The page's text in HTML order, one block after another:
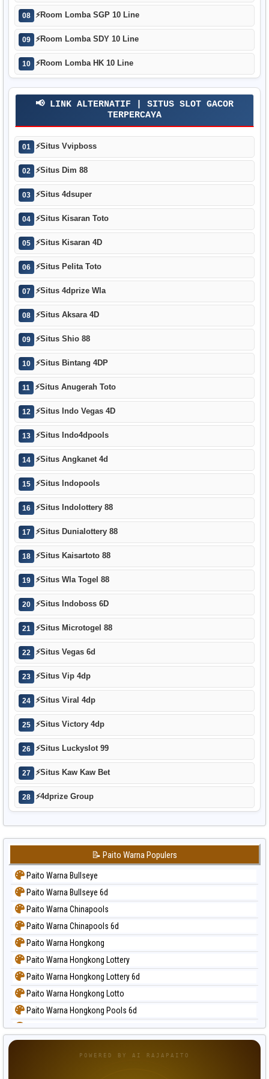
08 ⚡Room Lomba SGP 10 Line
09 ⚡Room Lomba SDY 10 Line
10 ⚡Room Lomba HK 10 Line
📢 LINK ALTERNATIF | SITUS SLOT GACOR
TERPERCAYA
01 ⚡Situs Vvipboss
02 ⚡Situs Dim 88
03 ⚡Situs 4dsuper
04 ⚡Situs Kisaran Toto
05 ⚡Situs Kisaran 4D
06 ⚡Situs Pelita Toto
07 ⚡Situs 4dprize Wla
08 ⚡Situs Aksara 4D
09 ⚡Situs Shio 88
10 ⚡Situs Bintang 4DP
11 ⚡Situs Anugerah Toto
12 ⚡Situs Indo Vegas 4D
13 ⚡Situs Indo4dpools
14 ⚡Situs Angkanet 4d
15 ⚡Situs Indopools
16 ⚡Situs Indolottery 88
17 ⚡Situs Dunialottery 88
18 ⚡Situs Kaisartoto 88
19 ⚡Situs Wla Togel 88
20 ⚡Situs Indoboss 6D
21 ⚡Situs Microtogel 88
22 ⚡Situs Vegas 6d
23 ⚡Situs Vip 4dp
24 ⚡Situs Viral 4dp
25 ⚡Situs Victory 4dp
26 ⚡Situs Luckyslot 99
27 ⚡Situs Kaw Kaw Bet
28 ⚡4dprize Group
📝 Paito Warna Populers
Paito Warna Bullseye
Paito Warna Bullseye 6d
Paito Warna Chinapools
Paito Warna Chinapools 6d
Paito Warna Hongkong
Paito Warna Hongkong Lottery
Paito Warna Hongkong Lottery 6d
Paito Warna Hongkong Lotto
Paito Warna Hongkong Pools 6d
Paito Warna Japan
POWERED BY AI RAJAPAITO